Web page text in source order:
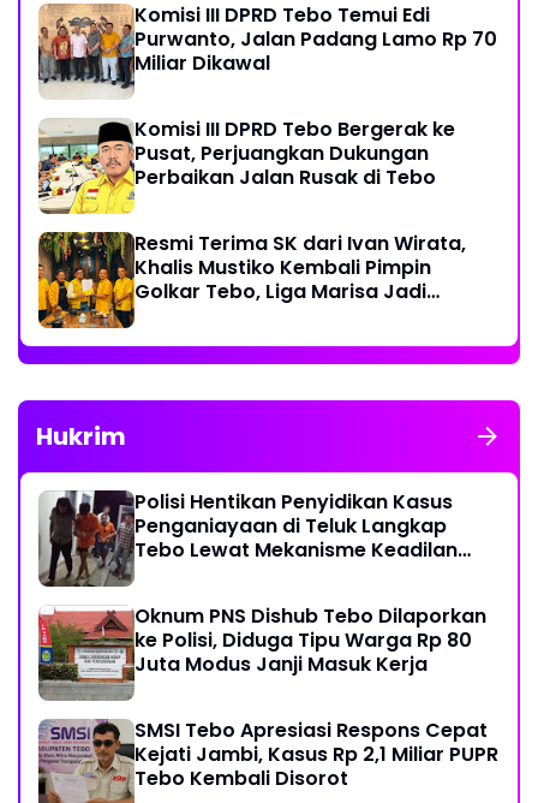
Komisi III DPRD Tebo Temui Edi
Purwanto, Jalan Padang Lamo Rp 70
Miliar Dikawal
Komisi III DPRD Tebo Bergerak ke
Pusat, Perjuangkan Dukungan
Perbaikan Jalan Rusak di Tebo
Resmi Terima SK dari Ivan Wirata,
Khalis Mustiko Kembali Pimpin
Golkar Tebo, Liga Marisa Jadi
Hukrim
Polisi Hentikan Penyidikan Kasus
Penganiayaan di Teluk Langkap
Tebo Lewat Mekanisme Keadilan
Oknum PNS Dishub Tebo Dilaporkan
ke Polisi, Diduga Tipu Warga Rp 80
Juta Modus Janji Masuk Kerja
SMSI Tebo Apresiasi Respons Cepat
Kejati Jambi, Kasus Rp 2,1 Miliar PUPR
Tebo Kembali Disorot